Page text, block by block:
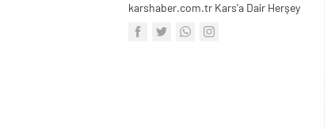
karshaber.com.tr Kars'a Dair Herşey